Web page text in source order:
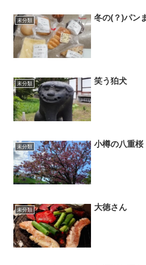
未分類 冬の(？)パン
未分類 笑う狛犬
未分類 小樽の八重桜
未分類 大徳さん